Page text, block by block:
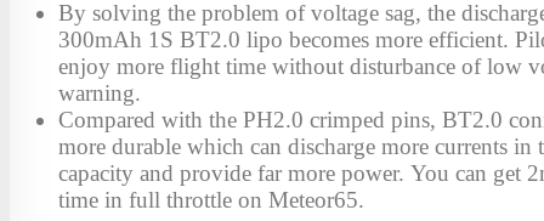
By solving the problem of voltage sag, the
300mAh 1S BT2.0 lipo becomes more efficient.
enjoy more flight time without disturbance of low
warning.
Compared with the PH2.0 crimped pins, BT2.0
more durable which can discharge more currents in
capacity and provide far more power. You can get
time in full throttle on Meteor65.